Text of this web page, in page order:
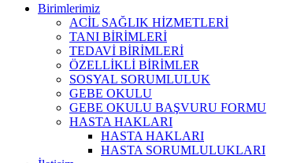
Birimlerimiz
ACİL SAĞLIK HİZMETLERİ
TANI BİRİMLERİ
TEDAVİ BİRİMLERİ
ÖZELLİKLİ BİRİMLER
SOSYAL SORUMLULUK
GEBE OKULU
GEBE OKULU BAŞVURU FORMU
HASTA HAKLARI
HASTA HAKLARI
HASTA SORUMLULUKLARI